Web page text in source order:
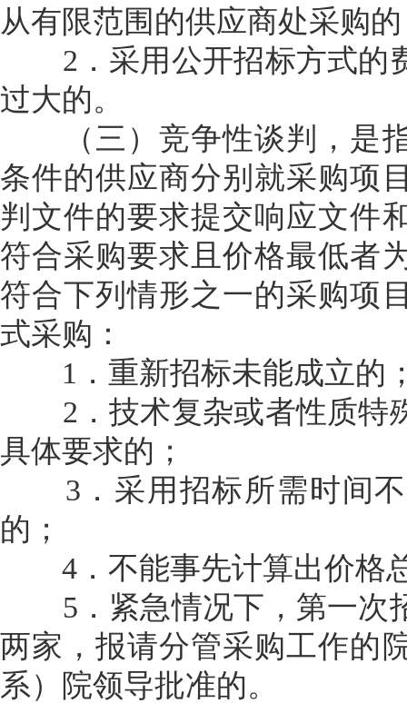
从有限范围的供应商处采购
2．采用公开招标方式的
过大的。
（三）竞争性谈判，是指
条件的供应商分别就采购项
判文件的要求提交响应文件
符合采购要求且价格最低者
符合下列情形之一的采购项
式采购：
1．重新招标未能成立的
2．技术复杂或者性质特
具体要求的；
3．采用招标所需时间不
的；
4．不能事先计算出价格
5．紧急情况下，第一次
两家，报请分管采购工作的
系）院领导批准的。